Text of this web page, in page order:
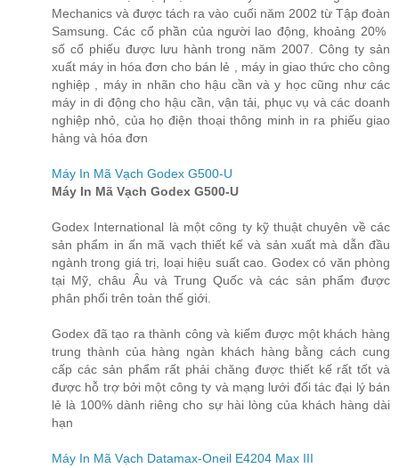
Mechanics và được tách ra vào cuối năm 2002 từ Tập đoàn
Samsung. Các cổ phần của người lao động, khoảng 20% ​​
số cổ phiếu được lưu hành trong năm 2007. Công ty sản
xuất máy in hóa đơn cho bán lẻ , máy in giao thức cho công
nghiệp , máy in nhãn cho hậu cần và y học cũng như các
máy in di động cho hậu cần, vận tải, phục vụ và các doanh
nghiệp nhỏ, của họ điện thoại thông minh in ra phiếu giao
hàng và hóa đơn
Máy In Mã Vạch Godex G500-U
Máy In Mã Vạch Godex G500-U
Godex International là một công ty kỹ thuật chuyên về các
sản phẩm in ấn mã vạch thiết kế và sản xuất mà dẫn đầu
ngành trong giá trị, loại hiệu suất cao. Godex có văn phòng
tại Mỹ, châu Âu và Trung Quốc và các sản phẩm được
phân phối trên toàn thế giới.
Godex đã tạo ra thành công và kiếm được một khách hàng
trung thành của hàng ngàn khách hàng bằng cách cung
cấp các sản phẩm rất phải chăng được thiết kế rất tốt và
được hỗ trợ bởi một công ty và mạng lưới đối tác đại lý bán
lẻ là 100% dành riêng cho sự hài lòng của khách hàng dài
hạn
Máy In Mã Vạch Datamax-Oneil E4204 Max III